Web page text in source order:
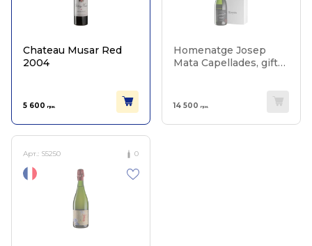
Chateau Musar Red
2004
5 600 грн.
Homenatge Josep
Mata Capellades, gift
14 500 грн.
Арт.: S5250 0